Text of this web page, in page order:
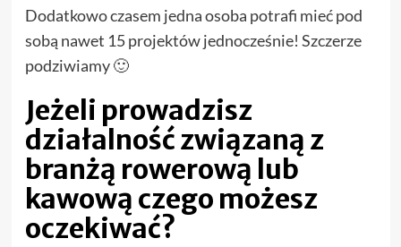
Dodatkowo czasem jedna osoba potrafi mieć pod
sobą nawet 15 projektów jednocześnie! Szczerze
podziwiamy 🙂
Jeżeli prowadzisz
działalność związaną z
branżą rowerową lub
kawową czego możesz
oczekiwać?